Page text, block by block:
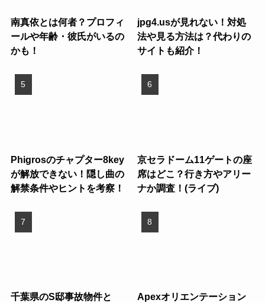
南真依とは何者？プロフィ
ールや年齢・彼氏がいるの
かも！
jpg4.usが見れない！対処
法や見る方法は？代わりの
サイトも紹介！
Phigrosのチャプター8key
が解放できない！隠し曲の
解禁条件やヒントを考察！
京セラドーム11ゲートの座
席はどこ？行き方やアリー
ナか調査！(ライブ)
千葉県のS邸事故物件と
Apexオリエンテーション